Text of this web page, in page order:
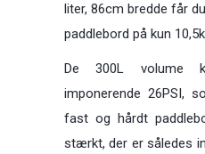
liter, 86cm bredde får
paddlebord på kun
De 300L volume
imponerende 26PSI,
fast og hårdt
stærkt, der er således